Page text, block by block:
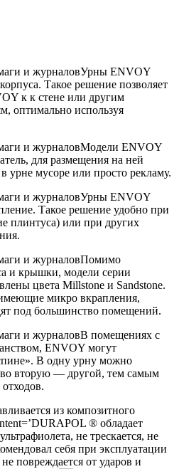
Урны ENVOY
Такое решение позволяет
к к стене или другим
оптимально используя
Модели ENVOY
для размещения на ней
урне мусоре или просто рекламу.
Урны ENVOY
Такое решение удобно при
плинтуса) или при других
Помимо
и крышки, модели серии
цвета Millstone и Sandstone.
микро вкрапления,
под большинство помещений.
В помещениях с
ENVOY могут
В одну урну можно
во вторую — другой, тем самым
из композитного
® обладает
не трескается, не
себя при эксплуатации
повреждается от ударов и